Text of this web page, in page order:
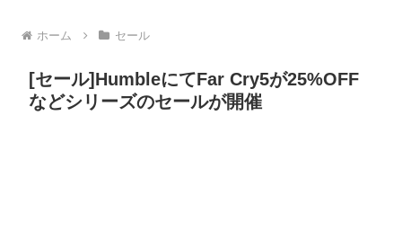
ホーム セール
[セール]HumbleにてFar Cry5が25%OFF
などシリーズのセールが開催